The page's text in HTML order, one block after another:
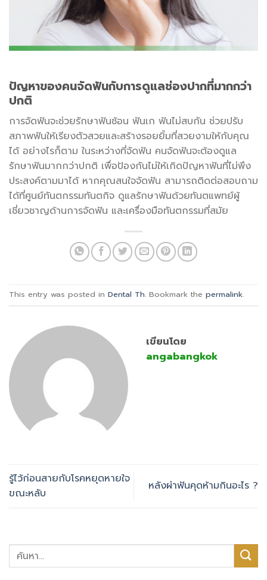
ปัญหาของคนจัดฟันกับการดูแลช่องปากที่มากกว่า
ปกติ
การจัดฟันจะช่วยรักษาฟันซ้อน ฟันเก ฟันไม่สบกัน ช่วยปรับ
สภาพฟันให้เรียงตัวสวยและสร้างรอยยิ้มที่สวยงามให้กับคุณ
ได้ อย่างไรก็ตาม ในระหว่างที่จัดฟัน คนจัดฟันจะต้องดูแล
รักษาฟันมากกว่าปกติ เพื่อป้องกันไม่ให้เกิดปัญหาฟันที่ไม่พึง
ประสงค์ตามมาได้ หากคุณสนใจจัดฟัน สามารถติดต่อสอบถาม
ได้ที่ศูนย์ทันตกรรมทันตกิจ ดูแลรักษาฟันด้วยทันตแพทย์ผู้
เชี่ยวชาญด้านการจัดฟัน และเครื่องมือทันตกรรมที่สมัย
This entry was posted in Dental Th. Bookmark the permalink.
เขียนโดย
angabangkok
รู้ไว้ก่อนสายกับโรคหยุดหายใจ
ขณะหลับ
หลังผ่าฟันคุดห้ามกินอะไร ?